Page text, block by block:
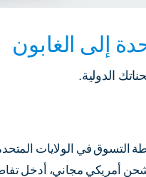
إلى الغابون
الدولية.
أمريكي مجاني، أدخل